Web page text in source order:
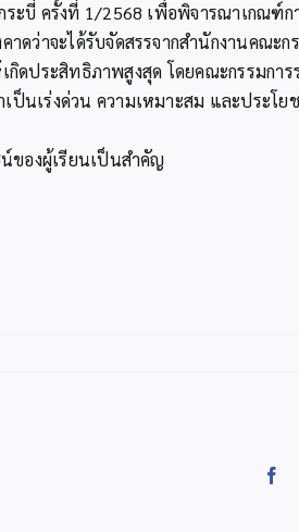
ะบี่ ครั้งที่ 1/2568 เพื่อพิจารณาเกณฑ์ก
ว่าจะได้รับจัดสรรจากสำนักงานคณะกร
ดประสิทธิภาพสูงสุด โดยคณะกรรมการ
นเร่งด่วน ความเหมาะสม และประโย
ของผู้เรียนเป็นสำคัญ